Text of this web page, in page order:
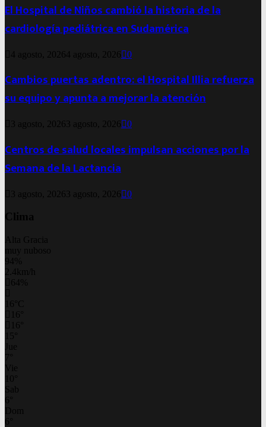
El Hospital de Niños cambió la historia de la
cardiología pediátrica en Sudamérica
4 agosto, 20264 agosto, 2026 0
Cambios puertas adentro: el Hospital Illia refuerza
su equipo y apunta a mejorar la atención
3 agosto, 2026 3 agosto, 2026 0
Centros de salud locales impulsan acciones por la
Semana de la Lactancia
3 agosto, 2026 3 agosto, 2026 0
Clima
Alta Gracia
muy nuboso
94%
2.4km/h
64%
16 C
16
16
15
Jue
7
Vie
10
Sab
6
Dom
6